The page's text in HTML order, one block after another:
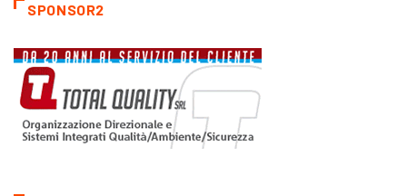
SPONSOR2